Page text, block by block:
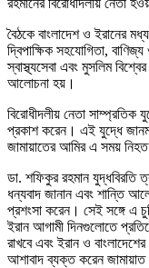
বৈঠকে বাংলাদেশ ও ইরানের
দ্বিপাক্ষিক সহযোগিতা,
স্বাস্থ্যসেবা এবং মুসলিম
আলোচনা হয়।
বিরোধীদলীয় নেতা সাম্প্রতিক
প্রকাশ করেন। এই যুদ্ধে
জামায়াতের আমির এ সময় নিহত
ডা. শফিকুর রহমান যুদ্ধবিরতি
ধন্যবাদ জানান এবং শান্তি
প্রশংসা করেন। সেই সঙ্গে এ
ইরান আগামী দিনগুলোতে
রাখবে এবং ইরান ও
আশাবাদ ব্যক্ত করেন